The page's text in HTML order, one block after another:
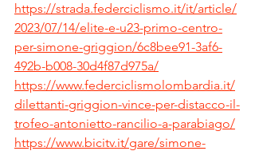
https://strada.federciclismo.it/it/article/
2023/07/14/elite-e-u23-primo-centro-
per-simone-griggion/6c8bee91-3af6-
492b-b008-30d4f87d975a/
https://www.federciclismolombardia.it/
dilettanti-griggion-vince-per-distacco-il-
trofeo-antonietto-rancilio-a-parabiago/
https://www.bicitv.it/gare/simone-